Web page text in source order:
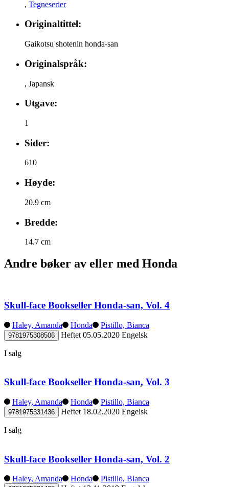
, Tegneserier
Originaltittel:
Gaikotsu shotenin honda-san
Originalspråk:
, Japansk
Utgave:
1
Sider:
610
Høyde:
20.9 cm
Bredde:
14.7 cm
Andre bøker av eller med Honda
Skull-face Bookseller Honda-san, Vol. 4
Haley, Amanda Honda Pistillo, Bianca
9781975308506 Heftet 05.05.2020 Engelsk
I salg
Skull-face Bookseller Honda-san, Vol. 3
Haley, Amanda Honda Pistillo, Bianca
9781975331436 Heftet 18.02.2020 Engelsk
I salg
Skull-face Bookseller Honda-san, Vol. 2
Haley, Amanda Honda Pistillo, Bianca